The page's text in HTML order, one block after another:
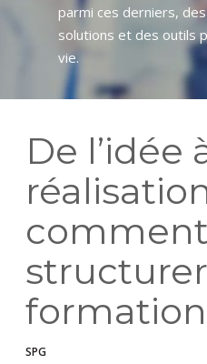
parmi ces derniers,
solutions et des outils
vie.
De l’idée
comment
formation
SPG